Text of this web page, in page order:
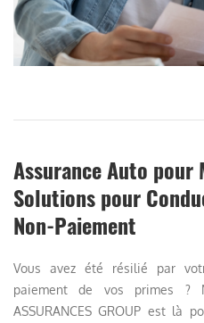
Assurance Auto pour
Solutions pour
Non-Paiement
Vous avez été résilié par
paiement de vos primes ?
ASSURANCES GROUP est là